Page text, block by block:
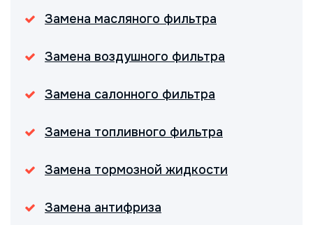
Замена масляного фильтра
Замена воздушного фильтра
Замена салонного фильтра
Замена топливного фильтра
Замена тормозной жидкости
Замена антифриза